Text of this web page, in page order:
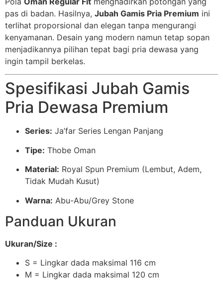
pas di badan. Hasilnya, Jubah Gamis Pria Premium ini
terlihat proporsional dan elegan tanpa mengurangi
kenyamanan. Desain yang modern namun tetap sopan
menjadikannya pilihan tepat bagi pria dewasa yang
ingin tampil berkelas.
Spesifikasi Jubah Gamis
Pria Dewasa Premium
Series: Ja’far Series Lengan Panjang
Tipe: Thobe Oman
Material: Royal Spun Premium (Lembut, Adem,
Tidak Mudah Kusut)
Warna: Abu-Abu/Grey Stone
Panduan Ukuran
Ukuran/Size :
S = Lingkar dada maksimal 116 cm
M = Lingkar dada maksimal 120 cm